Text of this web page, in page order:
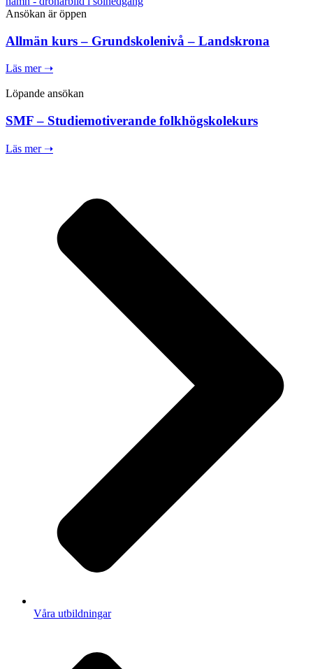
Ansökan är öppen
Allmän kurs – Grundskolenivå – Landskrona
Läs mer ➝
Löpande ansökan
SMF – Studiemotiverande folkhögskolekurs
Läs mer ➝
Våra utbildningar